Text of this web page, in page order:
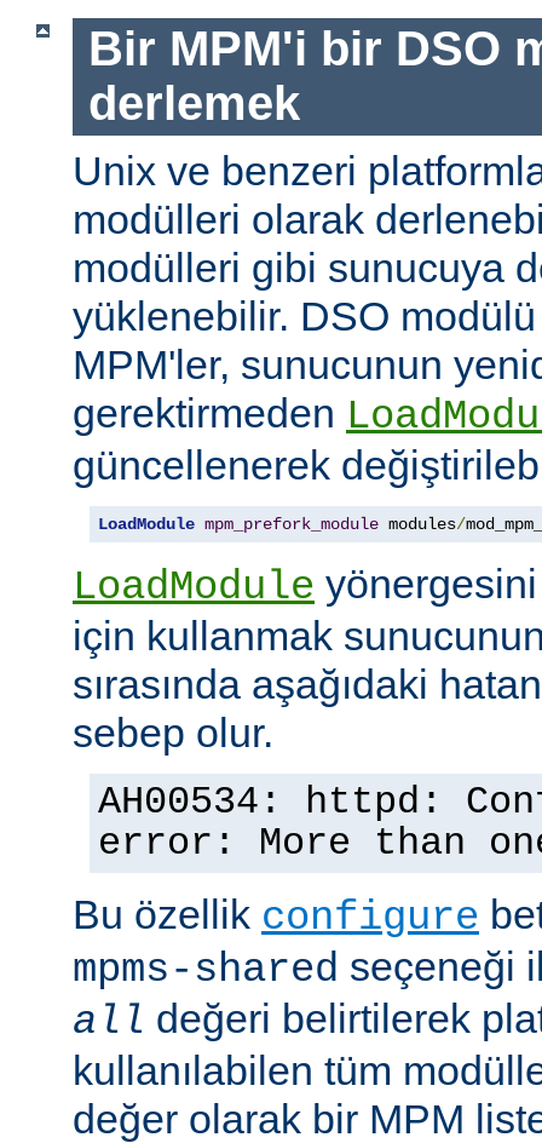
Bir MPM'i bir DSO
derlemek
Unix ve benzeri
modülleri olarak
modülleri gibi sunucuya
yüklenebilir. DSO
MPM'ler, sunucunun
gerektirmeden
güncellenerek
LoadModule mpm_prefork_module modules/
LoadModule
için kullanmak
sırasında aşağıdaki
sebep olur.
AH00534: httpd:
error: More than
Bu özellik configure
mpms-shared seçeneği
all değeri belirtilerek
kullanılabilen tüm
değer olarak bir MPM